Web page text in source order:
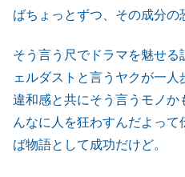
ばちょっとずつ、その成分の
そう言う尺でドラマを魅せ
ェルダストと言うヤクが一
違和感と共にそう言うモノ
んなに人を狂わすんだよっ
ば物語として成功だけど。